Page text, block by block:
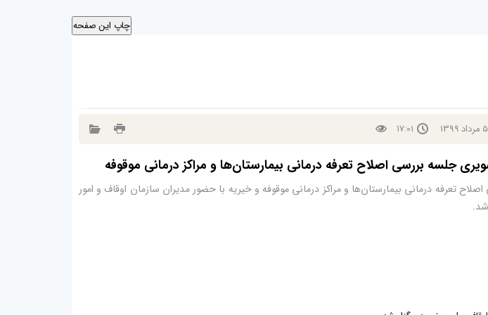
5 مرداد 1399
17:01
جلسه بررسی اصلاح تعرفه درمانی بیمارستان‌ها و مراکز درمانی موقوفه
تعرفه درمانی بیمارستان‌ها و مراکز درمانی موقوفه و خیریه با حضور مدیران سازمان اوقاف و امور
شد.